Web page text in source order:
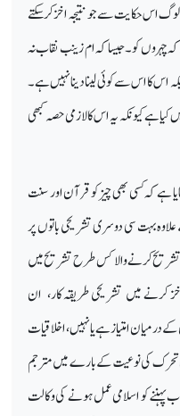
لوگ اس حکایت سے جو نتیجہ اخز کر سکتے
کہ چہروں کو۔ جیسا کہ ام زینب نقاب نہ
اس کا اس سے کوئی لینا دینا نہیں ہے۔
کیا ہے کیونکہ یہ اس کا لازمی حصہ کبھی
ہے کہ کسی بھی چیز کو قرآن اور سنت
بہت سی دوسری تشریحی باتوں پر
کرنے والا کس طرح تشریح میں
کرنے میں تشریحی طریقہ کار، ان
درمیان امتیاز ہے یا نہیں، اخلاقیات
تحرک کی نوعیت کے بارے میں مترجم
پہننے کو اسلامی عمل ہونے کی وکالت